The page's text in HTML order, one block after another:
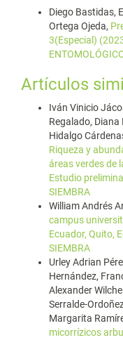
Diego Bastidas,
Ortega Ojeda,
3(Especial)
Artículos
Iván Vinicio
Regalado,
Hidalgo
Riqueza y
áreas verdes de
Estudio
SIEMBRA
William Andrés
campus
Ecuador, Quito,
SIEMBRA
Urley Adrian
Hernández,
Alexander
Serralde-
Margarita
micorrízicos